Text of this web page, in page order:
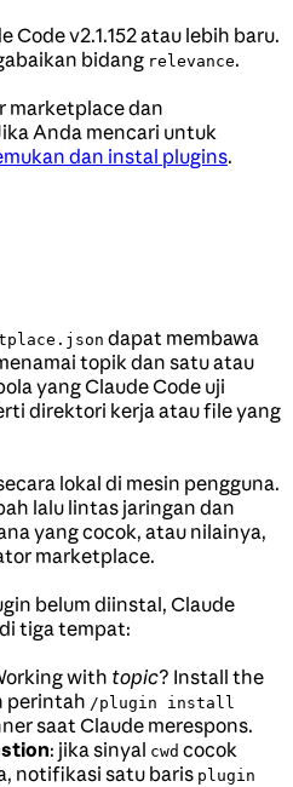
Code v2.1.152 atau lebih baru.
bidang relevance.
marketplace dan
Anda mencari untuk
dan instal plugins.
dapat membawa
topik dan satu atau
yang Claude Code uji
direktori kerja atau file yang
lokal di mesin pengguna.
lalu lintas jaringan dan
yang cocok, atau nilainya,
marketplace.
belum diinstal, Claude
tiga tempat:
with topic? Install the
perintah /plugin install
saat Claude merespons.
: jika sinyal cwd cocok
notifikasi satu baris plugin